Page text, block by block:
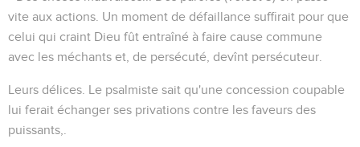
vite aux actions. Un moment de défaillance suffirait pour que
celui qui craint Dieu fût entraîné à faire cause commune
avec les méchants et, de persécuté, devînt persécuteur.
Leurs délices . Le psalmiste sait qu'une concession coupable
lui ferait échanger ses privations contre les faveurs des
puissants,.